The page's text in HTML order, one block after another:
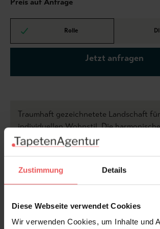
Zustimmung Details
Diese Webseite verwendet Cookies
Wir verwenden Cookies, um Inhalte und
Rolle
Jetzt anfragen
Traumhaft gezeichnetete Landschaft
individuellen Wohnstil. Die
verleiht der Tapete einen vornehmen
Anfertigung auf Maß - Preis pro qm.
Ihre Wandmaße und wir erstellen Ihnen
gerne, rufen Sie uns an.